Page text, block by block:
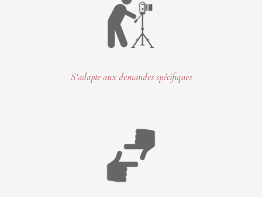
S'adapte aux demandes spécifiques